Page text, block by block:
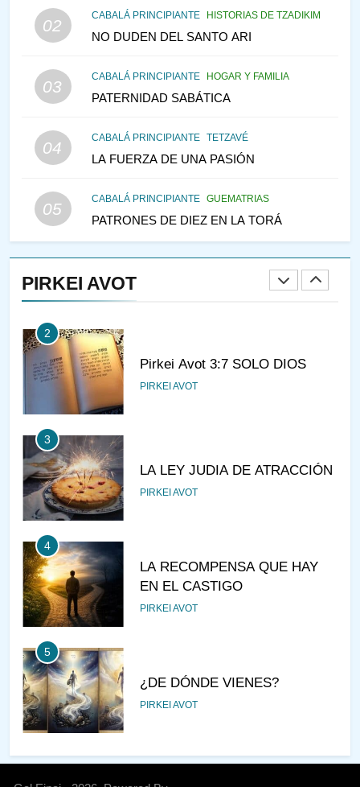
02
CABALÁ PRINCIPIANTE HISTORIAS DE TZADIKIM
NO DUDEN DEL SANTO ARI
03
CABALÁ PRINCIPIANTE HOGAR Y FAMILIA
PATERNIDAD SABÁTICA
04
CABALÁ PRINCIPIANTE TETZAVÉ
LA FUERZA DE UNA PASIÓN
05
CABALÁ PRINCIPIANTE GUEMATRIAS
PATRONES DE DIEZ EN LA TORÁ
PIRKEI AVOT
145
TEMPLO Y LA ALEGRÍA EN
VEAMOS ¿POR QUÉ
IEHOSHÚA? Y LA QUEJA DE
1
CONVERSAR CON LA MUJER
A LA LUZ DEL JUDAÍSMO
AMOR, PAREJA Y MATRIMONIO
2
Pirkei Avot 3:7 SOLO DIOS
PIRKEI AVOT
3
LA LEY JUDIA DE ATRACCIÓN
PIRKEI AVOT
4
LA RECOMPENSA QUE HAY
EN EL CASTIGO
PIRKEI AVOT
5
¿DE DÓNDE VIENES?
PIRKEI AVOT
6